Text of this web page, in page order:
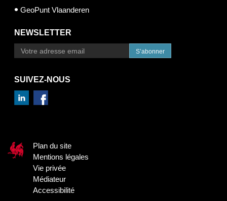
GeoPunt Vlaanderen
NEWSLETTER
S’abonner
SUIVEZ-NOUS
Plan du site
Mentions légales
Vie privée
Médiateur
Accessibilité